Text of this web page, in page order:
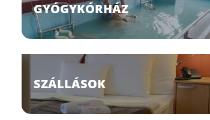
GYÓGYKÓRHÁZ
SZÁLLÁSOK